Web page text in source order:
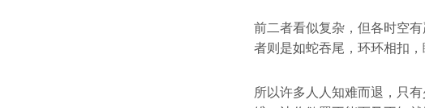
前二者看似复杂，但各时空
者则是如蛇吞尾，环环相扣
所以许多人人知难而退，只